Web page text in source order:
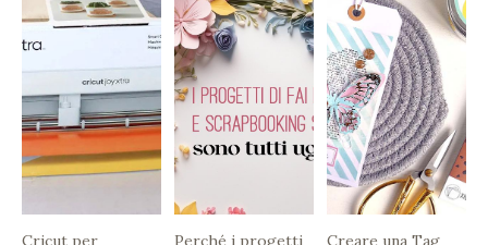
Cricut per
Perché i progetti
Creare una Tag